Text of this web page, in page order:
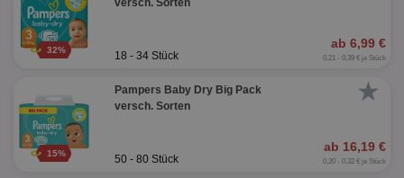
32%
versch. Sorten
ab 6,99 €
18 - 34 Stück 0,21 - 0,39 € je Stück
★
15%
Pampers Baby Dry Big Pack
versch. Sorten
ab 16,19 €
50 - 80 Stück 0,20 - 0,32 € je Stück